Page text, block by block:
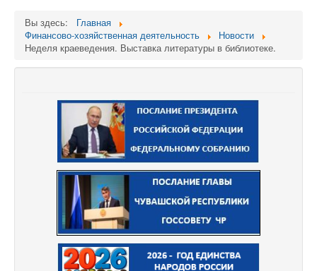
Вы здесь:
Главная
Финансово-хозяйственная деятельность
Новости
Неделя краеведения. Выставка литературы в библиотеке.